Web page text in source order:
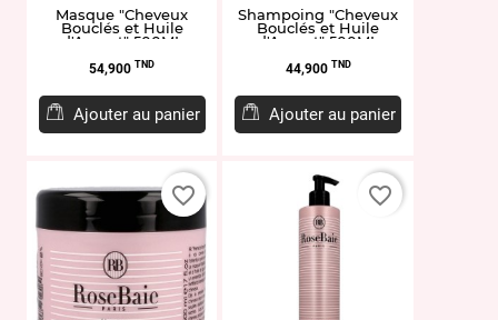
Masque "Cheveux
Bouclés et Huile
d'Avocat" 500ML
Prix
54,900 TND
Ajouter au panier
Shampoing "Cheveux
Bouclés et Huile
d'Avocat" 500ML
Prix
44,900 TND
Ajouter au panier
favorite_border favorite_border